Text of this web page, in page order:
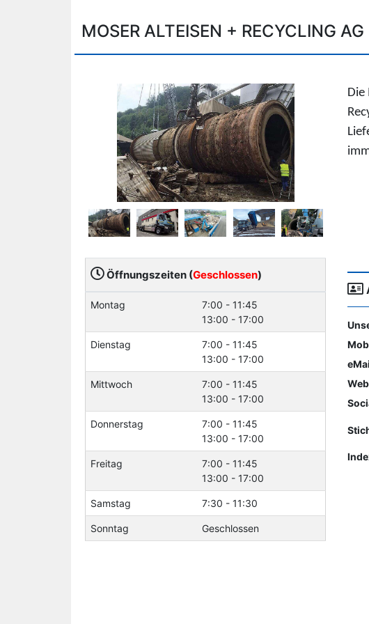
MOSER ALTEISEN + RECYCLING AG
Die
Öffnungszeiten (Geschlossen)
Montag
7:00 - 11:45
13:00 - 17:00
Dienstag
7:00 - 11:45
13:00 - 17:00
Mittwoch
7:00 - 11:45
13:00 - 17:00
Donnerstag
7:00 - 11:45
13:00 - 17:00
Freitag
7:00 - 11:45
13:00 - 17:00
Samstag 7:30 - 11:30
Sonntag Geschlossen